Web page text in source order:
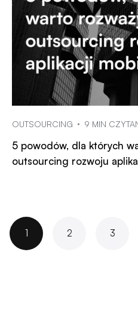
OUTSOURCING 9 MIN
5 powodów, dla których
outsourcing rozwoju
1 2 3